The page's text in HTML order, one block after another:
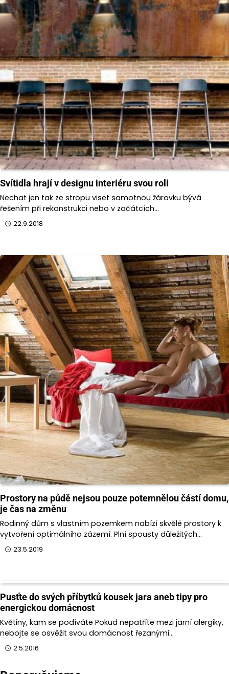
Svítidla hrají v designu interiéru svou roli
Nechat jen tak ze stropu viset samotnou žárovku bývá
řešením při rekonstrukci nebo v začátcích…
22.9.2018
Prostory na půdě nejsou pouze potemnělou částí domu,
je čas na změnu
Rodinný dům s vlastním pozemkem nabízí skvělé prostory k
vytvoření optimálního zázemí. Plní spousty důležitých…
23.5.2019
Pusťte do svých příbytků kousek jara aneb tipy pro
energickou domácnost
Květiny, kam se podíváte Pokud nepatříte mezi jarní alergiky,
nebojte se osvěžit svou domácnost řezanými…
2.5.2016